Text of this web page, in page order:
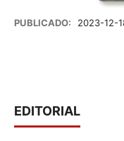
PUBLICADO: 2023-12-
EDITORIAL